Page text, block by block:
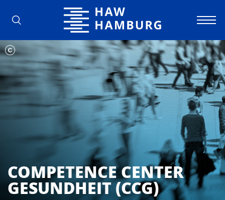
Hochschule für Angewandte
COMPETENCE CENTER
GESUNDHEIT (CCG)